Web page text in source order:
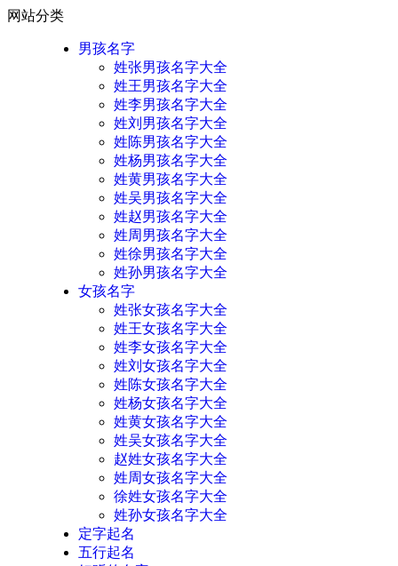
网站分类
男孩名字
姓张男孩名字大全
姓王男孩名字大全
姓李男孩名字大全
姓刘男孩名字大全
姓陈男孩名字大全
姓杨男孩名字大全
姓黄男孩名字大全
姓吴男孩名字大全
姓赵男孩名字大全
姓周男孩名字大全
姓徐男孩名字大全
姓孙男孩名字大全
女孩名字
姓张女孩名字大全
姓王女孩名字大全
姓李女孩名字大全
姓刘女孩名字大全
姓陈女孩名字大全
姓杨女孩名字大全
姓黄女孩名字大全
姓吴女孩名字大全
赵姓女孩名字大全
姓周女孩名字大全
徐姓女孩名字大全
姓孙女孩名字大全
定字起名
五行起名